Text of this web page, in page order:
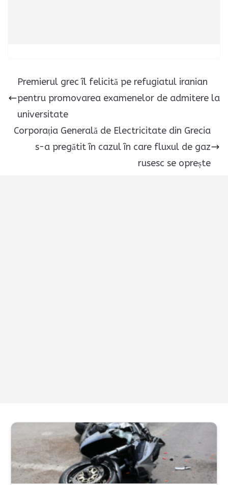
Premierul grec îl felicită pe refugiatul iranian
pentru promovarea examenelor de admitere la
universitate
Corporația Generală de Electricitate din Grecia
s-a pregătit în cazul în care fluxul de gaz
rusesc se oprește